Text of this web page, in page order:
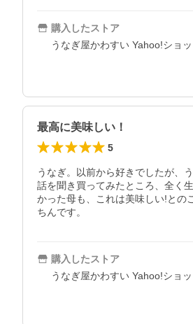
購入したストア
うなぎ屋かわすい Yahoo!ショ
最高に美味しい！
5
うなぎ。以前から好きでしたが、
話を聞き買ってみたところ、全く
かった母も、これは美味しい!との
ちんです。
購入したストア
うなぎ屋かわすい Yahoo!ショ